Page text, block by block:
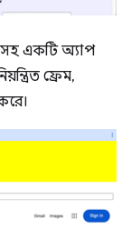
সহ একটি অ্যাপ
ফ্রেম,